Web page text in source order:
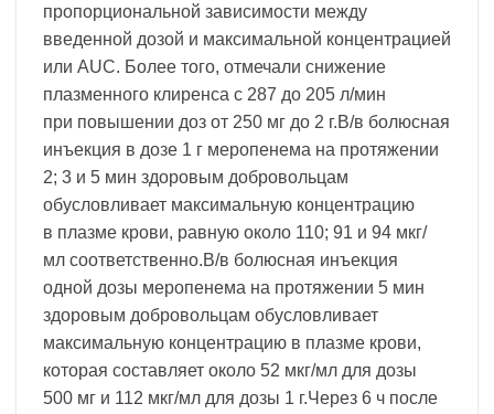
пропорциональной зависимости между
введенной дозой и максимальной концентрацией
или AUC. Более того, отмечали снижение
плазменного клиренса с 287 до 205 л/мин
при повышении доз от 250 мг до 2 г.В/в болюсная
инъекция в дозе 1 г меропенема на протяжении
2; 3 и 5 мин здоровым добровольцам
обусловливает максимальную концентрацию
в плазме крови, равную около 110; 91 и 94 мкг/
мл соответственно.В/в болюсная инъекция
одной дозы меропенема на протяжении 5 мин
здоровым добровольцам обусловливает
максимальную концентрацию в плазме крови,
которая составляет около 52 мкг/мл для дозы
500 мг и 112 мкг/мл для дозы 1 г.Через 6 ч после